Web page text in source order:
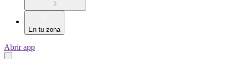
En tu zona
Abrir app